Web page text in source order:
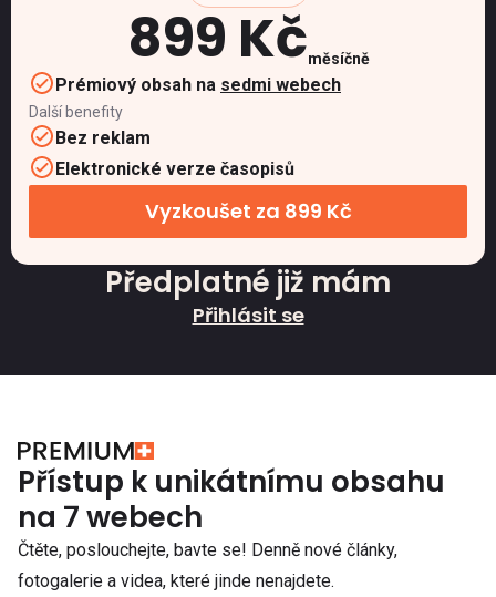
899 Kčměsíčně
Prémiový obsah na sedmi webech
Další benefity
Bez reklam
Elektronické verze časopisů
Vyzkoušet za 899 Kč
Předplatné již mám
Přihlásit se
Přístup k unikátnímu obsahu
na 7 webech
Čtěte, poslouchejte, bavte se! Denně nové články,
fotogalerie a videa, které jinde nenajdete.